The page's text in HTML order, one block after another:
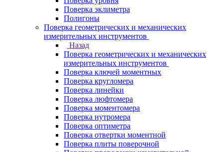
Поверка эклиметра
Полигоны
Поверка геометрических и механических
измерительных инструментов
Назад
Поверка геометрических и механических
измерительных инструментов
Поверка ключей моментных
Поверка кругломера
Поверка линейки
Поверка люфтомера
Поверка моментомера
Поверка нутромера
Поверка оптиметра
Поверка отвертки моментной
Поверка плиты поверочной